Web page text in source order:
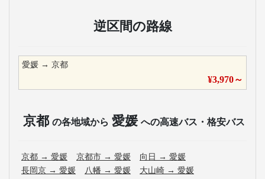
逆区間の路線
愛媛 → 京都
¥3,970～
京都 の各地域から 愛媛 への高速バス・格安バス
京都 → 愛媛 京都市 → 愛媛 向日 → 愛媛
長岡京 → 愛媛 八幡 → 愛媛 大山崎 → 愛媛